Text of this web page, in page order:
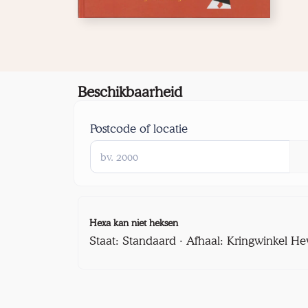
Beschikbaarheid
Postcode of locatie
Hexa kan niet heksen
Staat: Standaard · Afhaal: Kringwinkel